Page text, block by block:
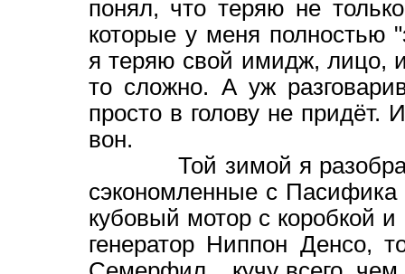
понял, что теряю не
которые у меня полностью
я теряю свой имидж, лицо,
то сложно. А уж
просто в голову не
вон.
Той зимой я разобрал
сэкономленные с
кубовый мотор с коробкой
генератор Ниппон Денсо,